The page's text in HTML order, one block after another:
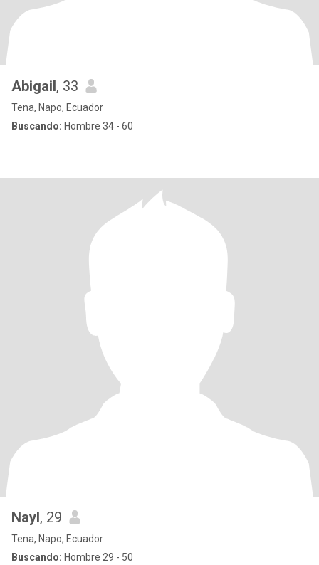
Abigail, 33
Tena, Napo, Ecuador
Buscando: Hombre 34 - 60
Nayl, 29
Tena, Napo, Ecuador
Buscando: Hombre 29 - 50